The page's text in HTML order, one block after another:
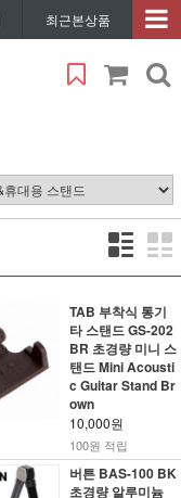
최근본상품
TAB 부착식 통기
타 스탠드 GS-202
BR 초경량 미니 스
탠드 Mini Acousti
c Guitar Stand Br
own
10,000원
100원 적립
버튼 BAS-100 BK
초경량 알루미늄